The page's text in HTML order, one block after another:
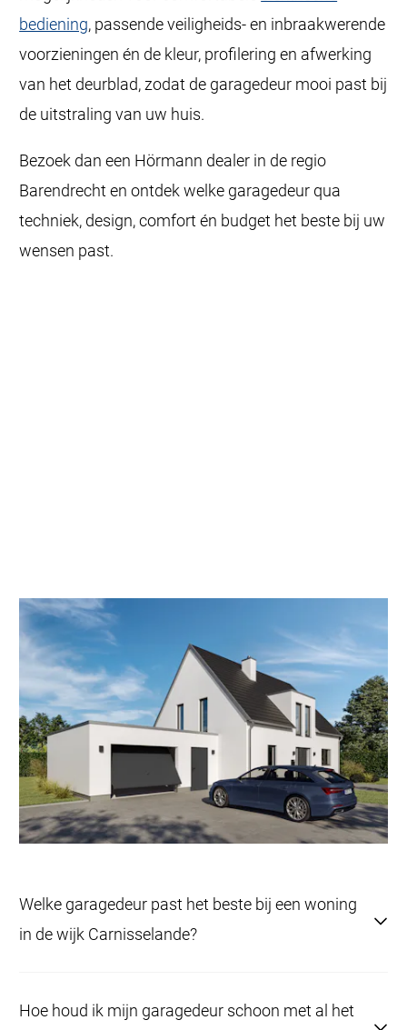
bediening, passende veiligheids- en inbraakwerende
voorzieningen én de kleur, profilering en afwerking
van het deurblad, zodat de garagedeur mooi past bij
de uitstraling van uw huis.
Bezoek dan een Hörmann dealer in de regio
Barendrecht en ontdek welke garagedeur qua
techniek, design, comfort én budget het beste bij uw
wensen past.
Welke garagedeur past het beste bij een woning
in de wijk Carnisselande?
sluiten naadloos aan bij de architectuur van deze
Hoe houd ik mijn garagedeur schoon met al het